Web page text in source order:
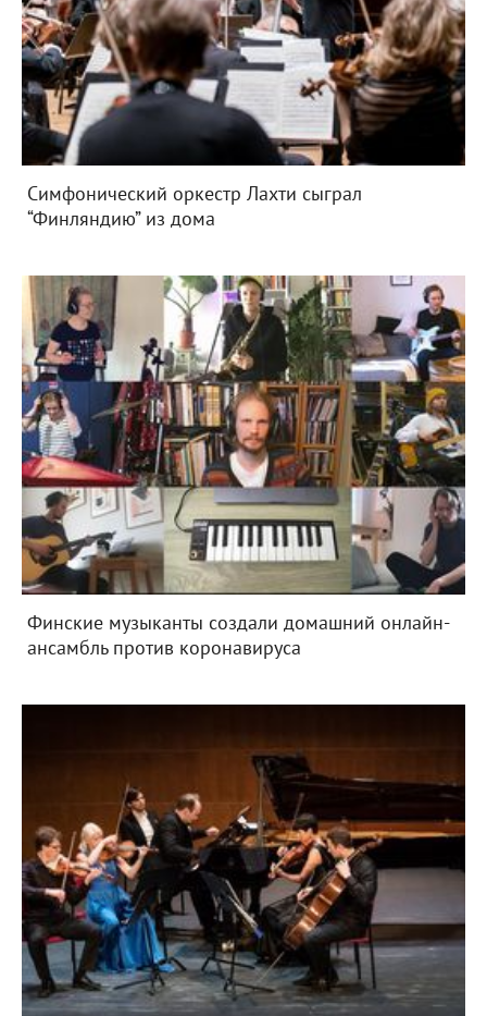
Симфонический оркестр Лахти сыграл
“Финляндию” из дома
Финские музыканты создали домашний онлайн-
ансамбль против коронавируса